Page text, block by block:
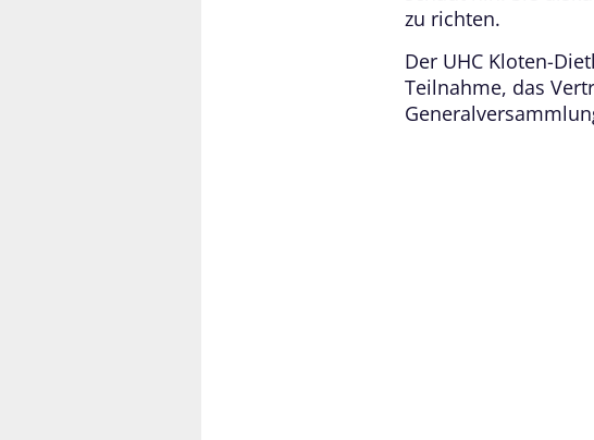
zu richten.
Der UHC Kloten-
Teilnahme, das